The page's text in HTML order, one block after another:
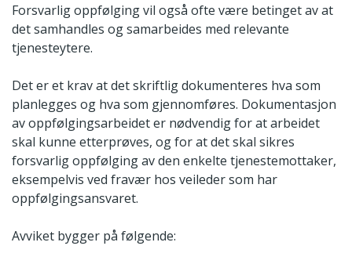
Forsvarlig oppfølging vil også ofte være betinget av at
det samhandles og samarbeides med relevante
tjenesteytere.
Det er et krav at det skriftlig dokumenteres hva som
planlegges og hva som gjennomføres. Dokumentasjon
av oppfølgingsarbeidet er nødvendig for at arbeidet
skal kunne etterprøves, og for at det skal sikres
forsvarlig oppfølging av den enkelte tjenestemottaker,
eksempelvis ved fravær hos veileder som har
oppfølgingsansvaret.
Avviket bygger på følgende: